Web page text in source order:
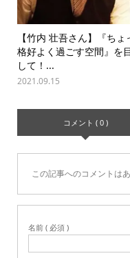
【竹内 壮吾さん】『ちょ
格好よく過ごす空間』を
して！...
2021.09.15
コメント ( 0 )
この記事へのコメントはあ
名前 ( 必須 )